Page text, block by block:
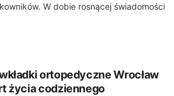
W dobie rosnącej świadomości
i efektywnego zarządzania
ortopedyczne Wrocław
życia codziennego